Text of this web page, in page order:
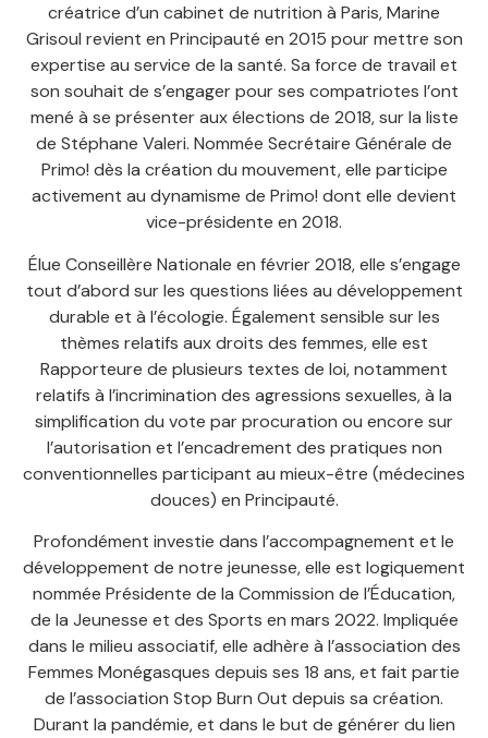
créatrice d’un cabinet de nutrition à Paris, Marine
Grisoul revient en Principauté en 2015 pour mettre son
expertise au service de la santé. Sa force de travail et
son souhait de s’engager pour ses compatriotes l’ont
mené à se présenter aux élections de 2018, sur la liste
de Stéphane Valeri. Nommée Secrétaire Générale de
Primo! dès la création du mouvement, elle participe
activement au dynamisme de Primo! dont elle devient
vice-présidente en 2018.
Élue Conseillère Nationale en février 2018, elle s’engage
tout d’abord sur les questions liées au développement
durable et à l’écologie. Également sensible sur les
thèmes relatifs aux droits des femmes, elle est
Rapporteure de plusieurs textes de loi, notamment
relatifs à l’incrimination des agressions sexuelles, à la
simplification du vote par procuration ou encore sur
l’autorisation et l’encadrement des pratiques non
conventionnelles participant au mieux-être (médecines
douces) en Principauté.
Profondément investie dans l’accompagnement et le
développement de notre jeunesse, elle est logiquement
nommée Présidente de la Commission de l’Éducation,
de la Jeunesse et des Sports en mars 2022. Impliquée
dans le milieu associatif, elle adhère à l’association des
Femmes Monégasques depuis ses 18 ans, et fait partie
de l’association Stop Burn Out depuis sa création.
Durant la pandémie, et dans le but de générer du lien